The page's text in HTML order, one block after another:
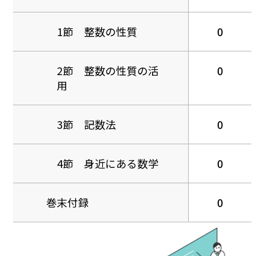
1節 整数の性質 0
2節 整数の性質の活
用
0
3節 記数法 0
4節 身近にある数学 0
巻末付録 0